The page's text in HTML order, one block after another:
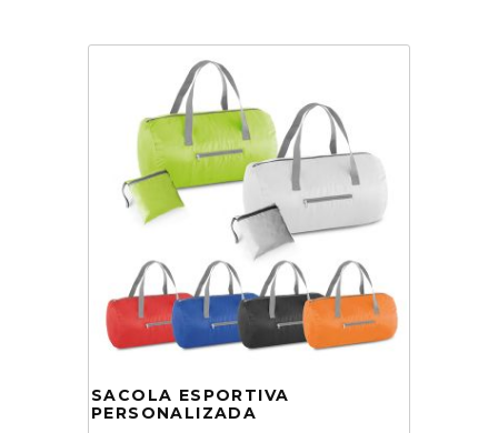
SACOLA ESPORTIVA
PERSONALIZADA